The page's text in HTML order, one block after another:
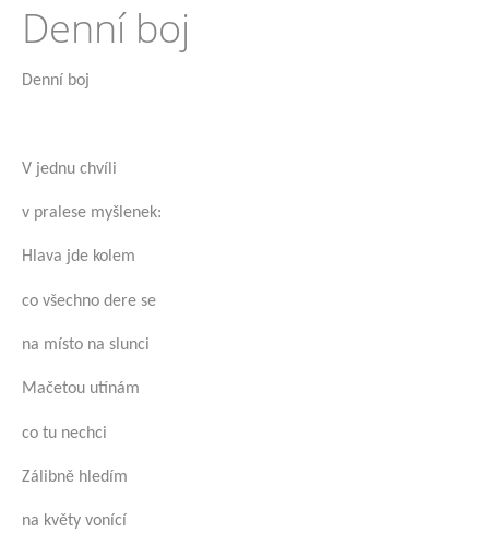
Denní boj
Denní boj
V jednu chvíli
v pralese myšlenek:
Hlava jde kolem
co všechno dere se
na místo na slunci
Mačetou utínám
co tu nechci
Zálibně hledím
na květy vonící